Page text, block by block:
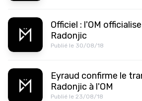
Officiel : l'OM
Radonjic
Publié le 30/08/18
Eyraud confirme le
Radonjic à l'OM
Publié le 23/08/18